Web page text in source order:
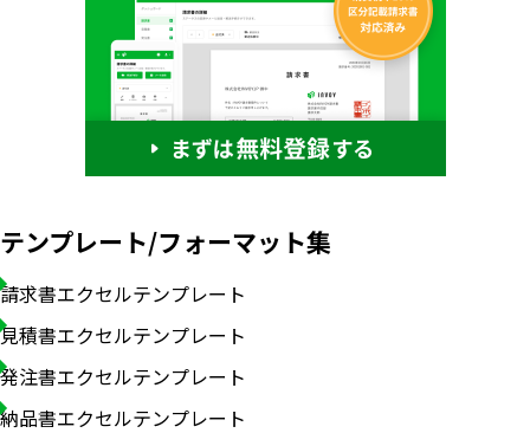
テンプレート/フォーマット集
請求書エクセルテンプレート
見積書エクセルテンプレート
発注書エクセルテンプレート
納品書エクセルテンプレート